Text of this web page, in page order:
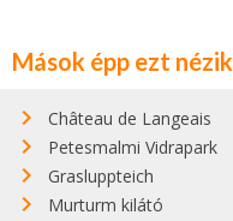
Mások épp ezt nézik
Château de Langeais
Petesmalmi Vidrapark
Grasluppteich
Murturm kilátó